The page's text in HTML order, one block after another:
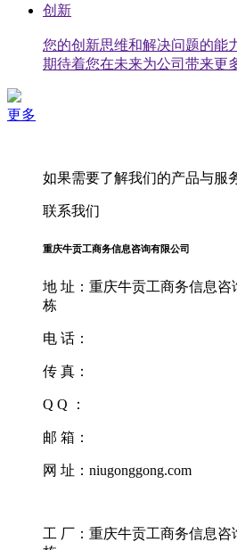
创新
您的创新思维和解决问题的能
期待着您在未来为公司带来更
更多
如果需要了解我们的产品与服
联系我们
重庆牛贡工商务信息咨询有限公司
地 址：重庆牛贡工商务信息咨
栋
电 话：
传 真：
Q Q ：
邮 箱：
网 址：niugonggong.com
工 厂：重庆牛贡工商务信息咨